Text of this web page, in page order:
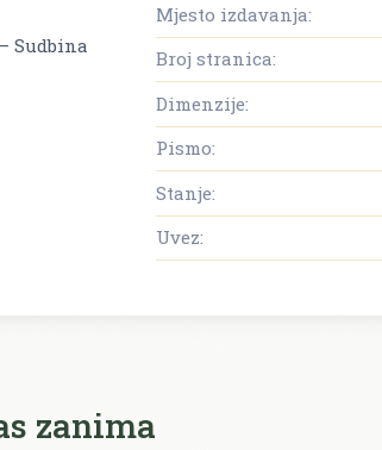
Sudbina
Mjesto izdavanja:
Broj stranica:
Dimenzije:
Pismo:
Stanje:
Uvez:
zanima